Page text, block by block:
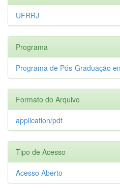
UFRRJ
Programa
Programa de Pós-Graduação
Formato do Arquivo
application/pdf
Tipo de Acesso
Acesso Aberto